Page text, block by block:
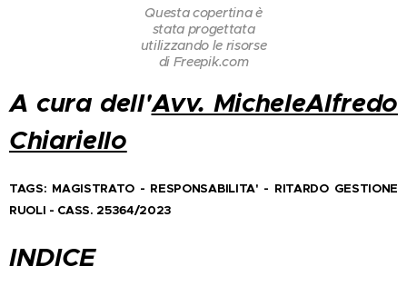
Questa copertina è
stata progettata
utilizzando le risorse
di Freepik.com
A cura dell'Avv. MicheleAlfredo
Chiariello
TAGS: MAGISTRATO - RESPONSABILITA' - RITARDO GESTIONE
RUOLI - CASS. 25364/2023
INDICE